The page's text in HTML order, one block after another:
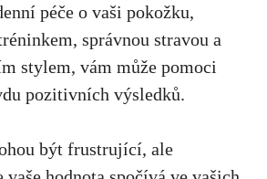
péče o‍ vaši pokožku,
správnou stravou a
stylem, vám může ⁤pomoci
pozitivních ⁤výsledků.
být frustrující,‍ ale